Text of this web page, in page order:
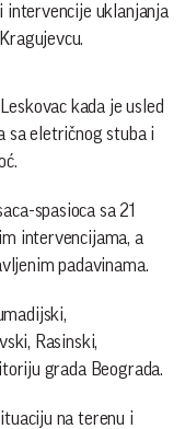
intervencije uklanjanja
kada je usled
sa eletričnog stuba i
spasioca sa 21
intervencijama, a
padavinama.
Rasinski,
grada Beograda.
na terenu i